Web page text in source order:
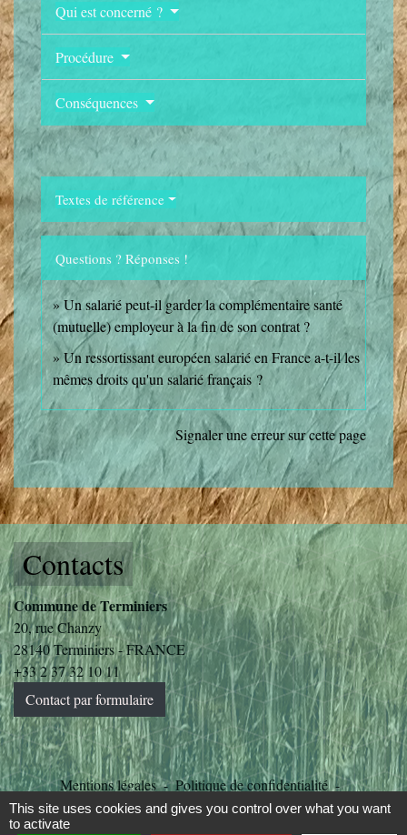
Qui est concerné ?
Procédure
Conséquences
Textes de référence
Questions ? Réponses !
Un salarié peut-il garder la complémentaire santé
(mutuelle) employeur à la fin de son contrat ?
Un ressortissant européen salarié en France a-t-il les
mêmes droits qu'un salarié français ?
Signaler une erreur sur cette page
Contacts
Commune de Terminiers
20, rue Chanzy
28140 Terminiers - FRANCE
+33 2 37 32 10 11
Contact par formulaire
Mentions légales - Politique de confidentialité -
Accessibilité - Plan du site - Gestion des cookies
This site uses cookies and gives you control over what you want
to activate